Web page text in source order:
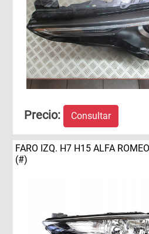
Precio: Consultar
FARO IZQ. H7 H15 ALFA
(#)